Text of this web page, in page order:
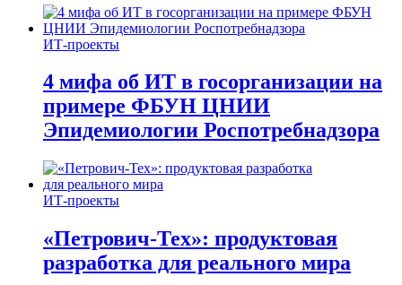
ИТ-проекты
4 мифа об ИТ в госорганизации на
примере ФБУН ЦНИИ
Эпидемиологии Роспотребнадзора
ИТ-проекты
«Петрович-Тех»: продуктовая
разработка для реального мира